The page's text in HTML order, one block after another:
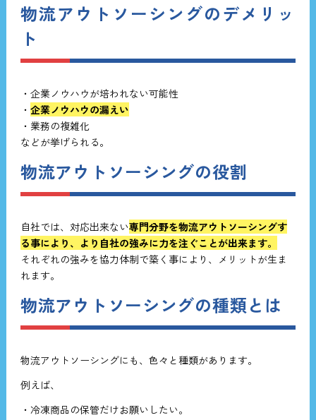
物流アウトソーシングのデメリッ
ト
・企業ノウハウが培われない可能性
・ 企業ノウハウの漏えい
・業務の複雑化
などが挙げられる。
物流アウトソーシングの役割
自社では、対応出来ない専門分野を物流アウトソーシングす
る事により、より自社の強みに力を注ぐことが出来ます。
それぞれの強みを協力体制で築く事により、メリットが生ま
れます。
物流アウトソーシングの種類とは
物流アウトソーシングにも、色々と種類があります。
例えば、
・冷凍商品の保管だけお願いしたい。